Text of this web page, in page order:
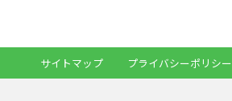
サイトマップ プライバシーポリシー